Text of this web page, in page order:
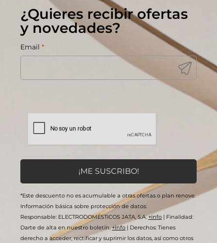
¿Quieres recibir ofertas
y novedades?
Email *
*Este descuento no es acumulable a otras ofertas o plan renove.
Información básica sobre protección de datos:
Responsable: ELECTRODOMÉSTICOS JATA, S.A.+info | Finalidad:
Darte de alta en nuestro boletín.+info | Derechos: Tienes
derecho a acceder, rectificar y suprimir los datos, así como otros